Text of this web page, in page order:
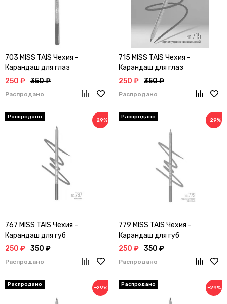
703 MISS TAIS Чехия -
Карандаш для глаз
250 ₽ 350 ₽
Распродано
715 MISS TAIS Чехия -
Карандаш для глаз
250 ₽ 350 ₽
Распродано
−29%
767 MISS TAIS Чехия -
Карандаш для губ
250 ₽ 350 ₽
Распродано
−29%
779 MISS TAIS Чехия -
Карандаш для губ
250 ₽ 350 ₽
Распродано
−29% −29%